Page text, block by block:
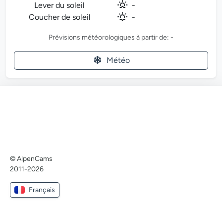
Lever du soleil
-
Coucher de soleil
-
Prévisions météorologiques à partir de: -
Météo
© AlpenCams
2011-2026
Français